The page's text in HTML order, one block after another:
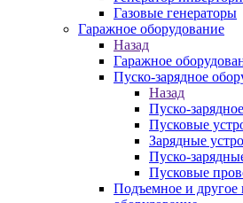
Газовые генераторы
Гаражное оборудование
Назад
Гаражное
Пуско-зарядное
Назад
Пуско-
Пусковые
Зарядные
Пуско-
Пусковые
Подъемное и другое